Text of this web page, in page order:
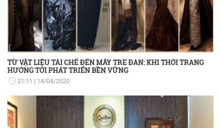
TỪ VẬT LIỆU TÁI CHẾ ĐẾN MÂY TRE ĐAN: KHI THỜI TRANG
HƯỚNG TỚI PHÁT TRIỂN BỀN VỮNG
21:11 14/04/2020